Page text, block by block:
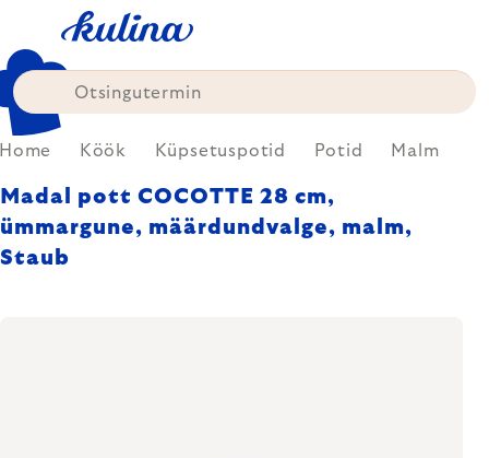
content
Home Köök Küpsetuspotid Potid Malm
Madal pott COCOTTE 28 cm,
ümmargune, määrdundvalge, malm,
Staub